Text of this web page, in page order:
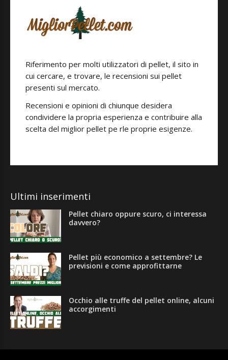
Riferimento per molti utilizzatori di pellet, il sito in
cui cercare, e trovare, le recensioni sui pellet
presenti sul mercato.
Recensioni e opinioni di chiunque desidera
condividere la propria esperienza e contribuire alla
scelta del miglior pellet pe rle proprie esigenze.
Ultimi inserimenti
Pellet chiaro oppure scuro, ci interessa
davvero?
Pellet più economico a settembre? Le
previsioni e come approfittarne
Occhio alle truffe del pellet online, alcuni
accorgimenti